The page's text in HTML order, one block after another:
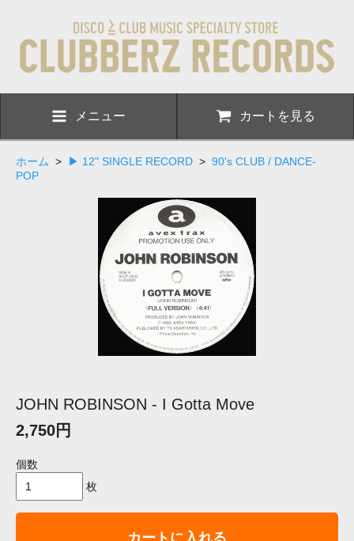
メニュー カートを見る
ホーム > ▶ 12" SINGLE RECORD > 90's CLUB / DANCE-
POP
JOHN ROBINSON - I Gotta Move
2,750円
個数
枚
カートに入れる